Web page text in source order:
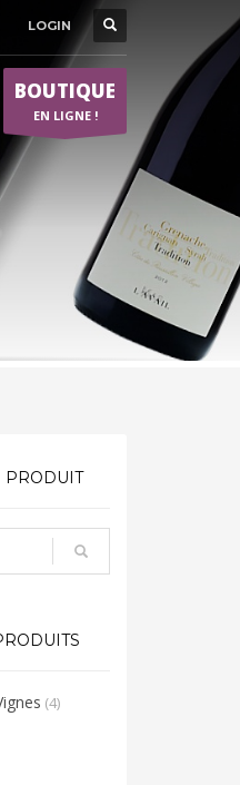
LOGIN
BOUTIQUE
EN LIGNE !
PRODUIT
(4)